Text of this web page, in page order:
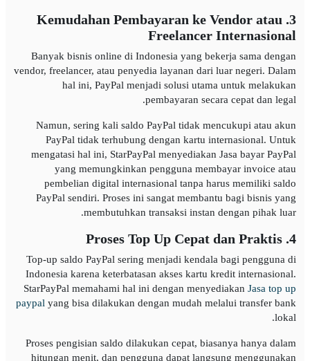
3. Kemudahan Pembayaran ke Vendor atau
Freelancer Internasional
Banyak bisnis online di Indonesia yang bekerja sama dengan
vendor, freelancer, atau penyedia layanan dari luar negeri. Dalam
hal ini, PayPal menjadi solusi utama untuk melakukan
pembayaran secara cepat dan legal.
Namun, sering kali saldo PayPal tidak mencukupi atau akun
PayPal tidak terhubung dengan kartu internasional. Untuk
mengatasi hal ini, StarPayPal menyediakan Jasa bayar PayPal
yang memungkinkan pengguna membayar invoice atau
pembelian digital internasional tanpa harus memiliki saldo
PayPal sendiri. Proses ini sangat membantu bagi bisnis yang
membutuhkan transaksi instan dengan pihak luar.
4. Proses Top Up Cepat dan Praktis
Top-up saldo PayPal sering menjadi kendala bagi pengguna di
Indonesia karena keterbatasan akses kartu kredit internasional.
StarPayPal memahami hal ini dengan menyediakan Jasa top up
paypal yang bisa dilakukan dengan mudah melalui transfer bank
lokal.
Proses pengisian saldo dilakukan cepat, biasanya hanya dalam
hitungan menit, dan pengguna dapat langsung menggunakan